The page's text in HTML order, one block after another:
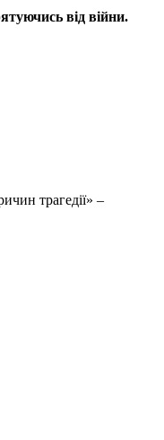
від війни.
трагедії» –